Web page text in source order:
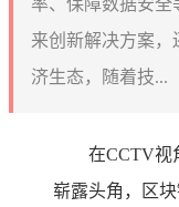
来创新解决方案
济生态，随着技...
在CCTV视
崭露头角，区